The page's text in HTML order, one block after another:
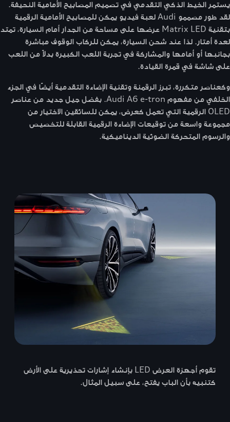
يستمر الخيط الذكي التقدمي في تصميم المصابيح الأمامية النحيفة.
لقد طور مصممو Audi لعبة فيديو يمكن للمصابيح الأمامية الرقمية
بتقنية Matrix LED عرضها على مساحة من الجدار أمام السيارة، تمتد
لعدة أمتار. لذا عند شحن السيارة، يمكن للركاب الوقوف مباشرة
بجانبها أو أمامها والمشاركة في تجربة اللعب الكبيرة بدلاً من اللعب
على شاشة في قمرة القيادة.
وكعناصر متكررة، تبرز الرقمنة وتقنية الإضاءة التقدمية أيضًا في الجزء
الخلفي من مفهوم Audi A6 e-tron. بفضل جيل جديد من عناصر
OLED الرقمية التي تعمل كعرض، يمكن للسائقين الاختيار من
مجموعة واسعة من توقيعات الإضاءة الرقمية القابلة للتخصيص
والرسوم المتحركة الضوئية الديناميكية.
تقوم أجهزة العرض LED بإنشاء إشارات تحذيرية على الأرض
كتنبيه بأن الباب يفتح، على سبيل المثال.